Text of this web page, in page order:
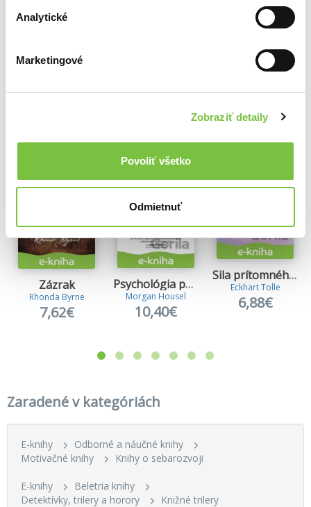
Analytické
Marketingové
Zobraziť detaily
Povoliť všetko
Odmietnuť
5,74€ 8,86€
Viac z tejto kategórie
Zázrak
Rhonda Byrne
7,62€
Psychológia peňazí
Morgan Housel
10,40€
Sila prítomného okamihu
Eckhart Tolle
6,88€
Zaradené v kategóriách
E-knihy
Odborné a náučné knihy
Motivačné knihy
Knihy o sebarozvoji
E-knihy
Beletria knihy
Detektívky, trilery a horory
Knižné trilery